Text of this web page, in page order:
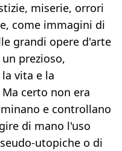
miserie, orrori
come immagini di
grandi opere d'arte
prezioso,
vita e la
certo non era
e controllano
di mano l'uso
utopiche o di